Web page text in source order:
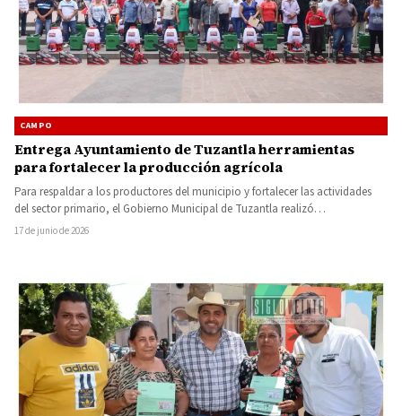
CAMPO
Entrega Ayuntamiento de Tuzantla herramientas
para fortalecer la producción agrícola
Para respaldar a los productores del municipio y fortalecer las actividades
del sector primario, el Gobierno Municipal de Tuzantla realizó…
17 de junio de 2026